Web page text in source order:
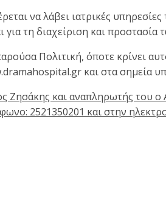
να λάβει ιατρικές
τη διαχείριση και
Πολιτική, όποτε κρίνει
και στα σημεία
Ζησάκης και αναπληρωτής του
2521350201 και στην